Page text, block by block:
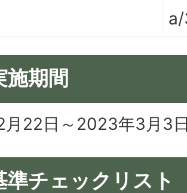
施期間
月22日～2023年3月3
準チェックリスト